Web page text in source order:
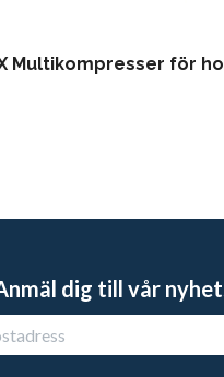
Multikompresser för
dig till vår